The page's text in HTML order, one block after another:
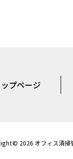
プページ
2026 オフィス清掃